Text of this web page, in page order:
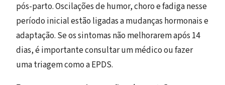
pós-parto. Oscilações de humor, choro e fadiga nesse
período inicial estão ligadas a mudanças hormonais e
adaptação. Se os sintomas não melhorarem após 14
dias, é importante consultar um médico ou fazer
uma triagem como a EPDS.